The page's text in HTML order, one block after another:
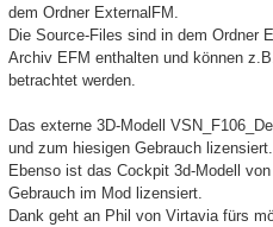
dem Ordner ExternalFM.
Die Source-Files sind in dem Ordner
Archiv EFM enthalten und können
betrachtet werden.
Das externe 3D-Modell
und zum hiesigen Gebrauch lizensiert.
Ebenso ist das Cockpit 3d-Modell
Gebrauch im Mod lizensiert.
Dank geht an Phil von Virtavia fürs